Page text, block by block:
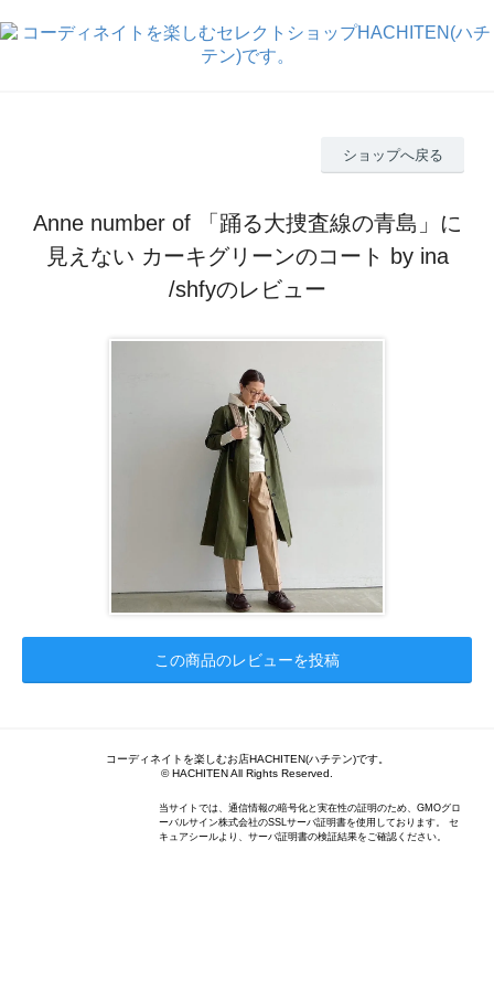
ショップへ戻る
Anne number of 「踊る大捜査線の青島」に
見えない カーキグリーンのコート by ina
/shfyのレビュー
この商品のレビューを投稿
コーディネイトを楽しむお店HACHITEN(ハチテン)です。
© HACHITEN All Rights Reserved.
当サイトでは、通信情報の暗号化と実在性の証明のため、GMOグロ
ーバルサイン株式会社のSSLサーバ証明書を使用しております。 セ
キュアシールより、サーバ証明書の検証結果をご確認ください。